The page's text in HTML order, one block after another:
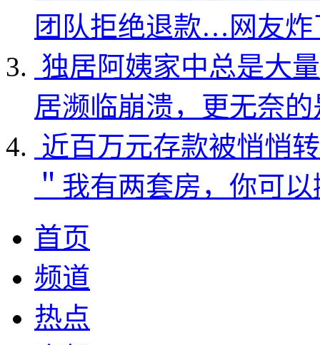
团队拒绝退款…网友炸
独居阿姨家中总是大
居濒临崩溃，更无奈
近百万元存款被悄悄
＂我有两套房，你可
首页
频道
热点